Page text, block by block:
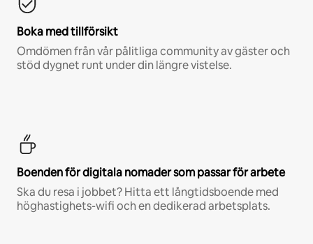
Boka med tillförsikt
Omdömen från vår pålitliga community av gäster och
stöd dygnet runt under din längre vistelse.
Boenden för digitala nomader som passar för arbete
Ska du resa i jobbet? Hitta ett långtidsboende med
höghastighets-wifi och en dedikerad arbetsplats.